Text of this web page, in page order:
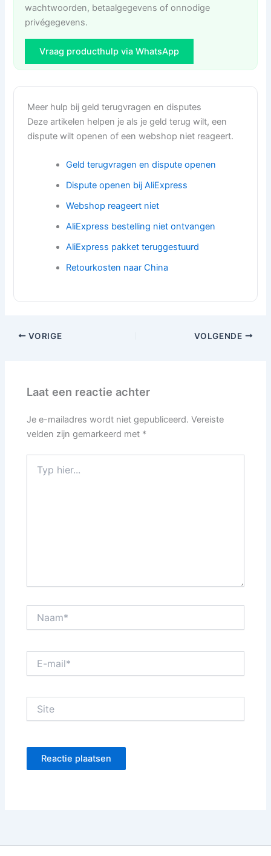
wachtwoorden, betaalgegevens of onnodige
privégegevens.
Vraag producthulp via WhatsApp
Meer hulp bij geld terugvragen en disputes
Deze artikelen helpen je als je geld terug wilt, een
dispute wilt openen of een webshop niet reageert.
Geld terugvragen en dispute openen
Dispute openen bij AliExpress
Webshop reageert niet
AliExpress bestelling niet ontvangen
AliExpress pakket teruggestuurd
Retourkosten naar China
VORIGE VOLGENDE
Laat een reactie achter
Je e-mailadres wordt niet gepubliceerd. Vereiste
velden zijn gemarkeerd met *
hier...
mail*